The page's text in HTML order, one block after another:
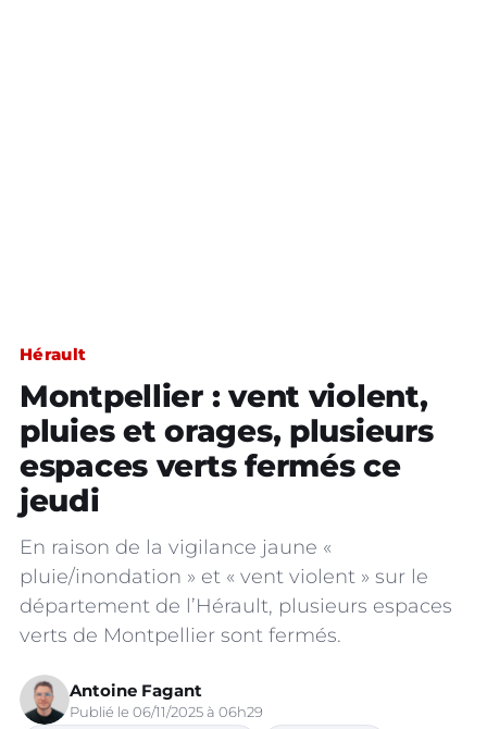
Hérault
Montpellier : vent violent,
pluies et orages, plusieurs
espaces verts fermés ce
jeudi
En raison de la vigilance jaune «
pluie/inondation » et « vent violent » sur le
département de l’Hérault, plusieurs espaces
verts de Montpellier sont fermés.
Antoine Fagant
Publié le 06/11/2025 à 06h29